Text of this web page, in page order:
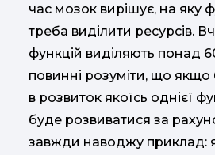
час мозок вирішує, на яку
треба виділити ресурсів.
функцій виділяють понад
повинні розуміти, що якщо
в розвиток якоїсь однієї
буде розвиватися за
завжди наводжу приклад: